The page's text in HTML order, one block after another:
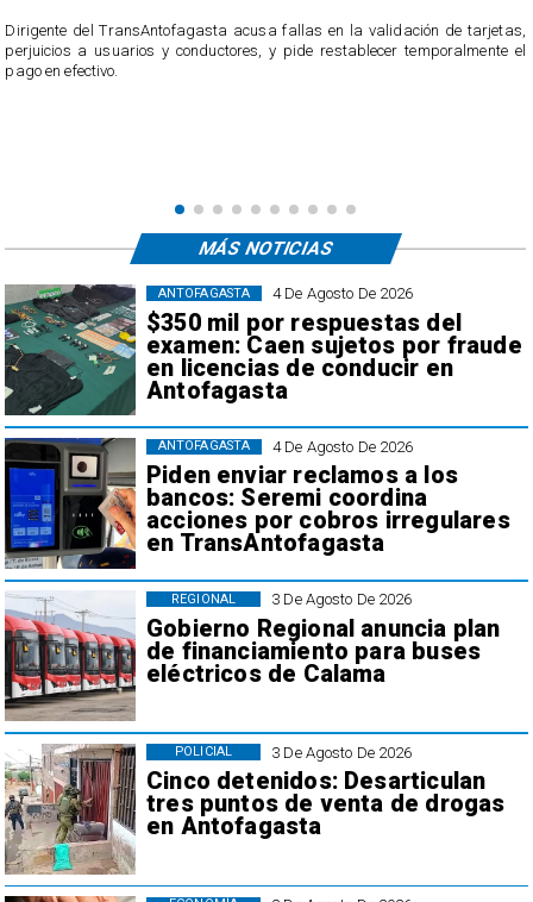
​Dirigente del TransAntofagasta acusa fallas en la validación de tarjetas,
perjuicios a usuarios y conductores, y pide restablecer temporalmente el
pago en efectivo.
4 De Agosto De 2026
$350 mil por respuestas del
examen: Caen sujetos por fraude
en licencias de conducir en
Antofagasta
ANTOFAGASTA
4 De Agosto De 2026
Piden enviar reclamos a los
bancos: Seremi coordina
acciones por cobros irregulares
en TransAntofagasta
ANTOFAGASTA
3 De Agosto De 2026
Gobierno Regional anuncia plan
de financiamiento para buses
eléctricos de Calama
REGIONAL
3 De Agosto De 2026
Cinco detenidos: Desarticulan
tres puntos de venta de drogas
en Antofagasta
POLICIAL
MÁS NOTICIAS